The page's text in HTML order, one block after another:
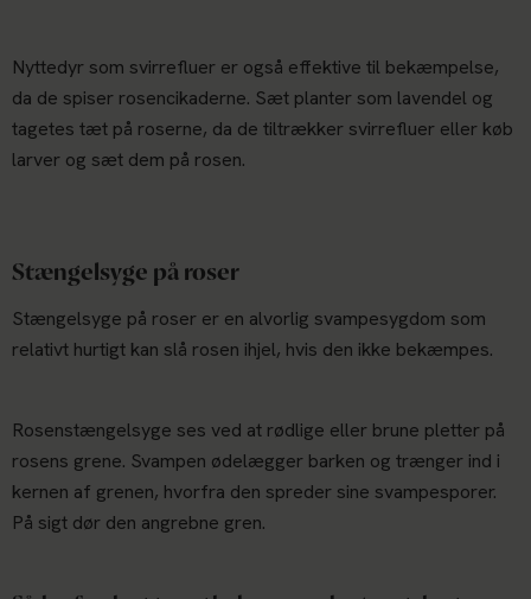
Nyttedyr som svirrefluer er også effektive til bekæmpelse,
da de spiser rosencikaderne. Sæt planter som lavendel og
tagetes tæt på roserne, da de tiltrækker svirrefluer eller køb
larver og sæt dem på rosen.
Stængelsyge på roser
Stængelsyge på roser er en alvorlig svampesygdom som
relativt hurtigt kan slå rosen ihjel, hvis den ikke bekæmpes.
Rosenstængelsyge ses ved at rødlige eller brune pletter på
rosens grene. Svampen ødelægger barken og trænger ind i
kernen af grenen, hvorfra den spreder sine svampesporer.
På sigt dør den angrebne gren.